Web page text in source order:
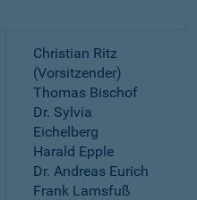
Christian Ritz
(Vorsitzender)
Thomas Bischof
Dr. Sylvia
Eichelberg
Harald Epple
Dr. Andreas Eurich
Frank Lamsfuß